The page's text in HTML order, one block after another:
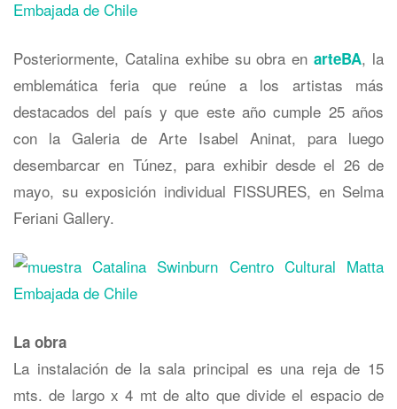
Posteriormente, Catalina exhibe su obra enarteBA, la
emblemática feria que reúne a los artistas más
destacados del país y que este año cumple 25 años
con la Galeria de Arte Isabel Aninat, para luego
desembarcar en Túnez, para exhibir desde el 26 de
mayo, su exposición individual FISSURES, en Selma
Feriani Gallery.
La obra
La instalación de la sala principal es una reja de 15
mts. de largo x 4 mt de alto que divide el espacio de